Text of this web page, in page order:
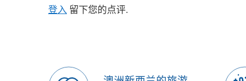
登入 留下您的点评.